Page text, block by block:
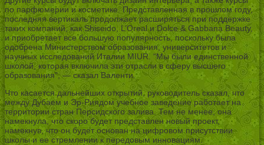
по парфюмерии и косметике. Представленная в прошлом году,
последняя вертикаль продолжает расширяться при поддержке
таких компаний, как Shiseido, L’Oreal и Dolce & Gabbana Beauty,
и приобретает все большую популярность, поскольку была
одобрена Министерством образования, университетов и
научных исследований Италии MIUR. “Мы были единственной
школой, которая включила эти отрасли в сферу высшего
образования”, — сказал Валенти.
Что касается дальнейших открытий, руководитель сказал, что
между Дубаем и Эр-Риядом учебное заведение работает на
территории стран Персидского залива. Тем не менее, она
намекнула, что скоро будет представлен новый проект,
намекнув, что он будет основан на цифровом присутствии
школы и ее стремлении к передовым инновациям.